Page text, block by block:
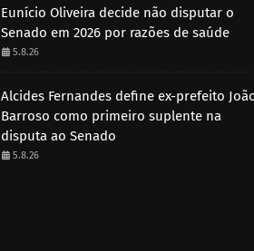
Eunício Oliveira decide não disputar o
Senado em 2026 por razões de saúde
5.8.26
Alcides Fernandes define ex-prefeito
Barroso como primeiro suplente na
disputa ao Senado
5.8.26